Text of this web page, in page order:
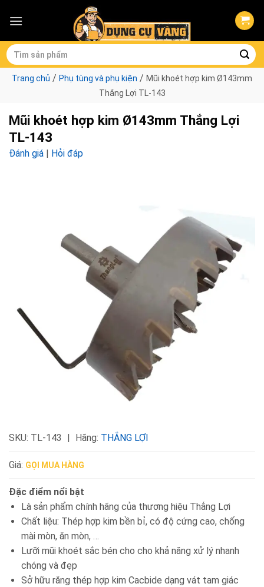
Tìm
kiếm:
Trang chủ / Phụ tùng và phụ kiện / Mũi khoét hợp kim Ø143mm
Thắng Lợi TL-143
Mũi khoét hợp kim Ø143mm Thắng Lợi
TL-143
Đánh giá | Hỏi đáp
SKU: TL-143 Hãng: THẮNG LỢI
Giá: GỌI MUA HÀNG
Đặc điểm nổi bật
Là sản phẩm chính hãng của thương hiệu Thắng Lợi
Chất liệu: Thép hợp kim bền bỉ, có độ cứng cao, chống
mài mòn, ăn mòn, …
Lưỡi mũi khoét sắc bén cho cho khả năng xử lý nhanh
chóng và đẹp
Sở hữu răng thép hợp kim Cacbide dạng vát tam giác